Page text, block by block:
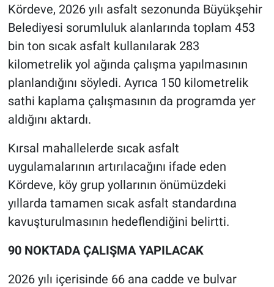
Kördeve, 2026 yılı asfalt sezonunda Büyükşehir
Belediyesi sorumluluk alanlarında toplam 453
bin ton sıcak asfalt kullanılarak 283
kilometrelik yol ağında çalışma yapılmasının
planlandığını söyledi. Ayrıca 150 kilometrelik
sathi kaplama çalışmasının da programda yer
aldığını aktardı.
Kırsal mahallelerde sıcak asfalt
uygulamalarının artırılacağını ifade eden
Kördeve, köy grup yollarının önümüzdeki
yıllarda tamamen sıcak asfalt standardına
kavuşturulmasının hedeflendiğini belirtti.
90 NOKTADA ÇALIŞMA YAPILACAK
2026 yılı içerisinde 66 ana cadde ve bulvar